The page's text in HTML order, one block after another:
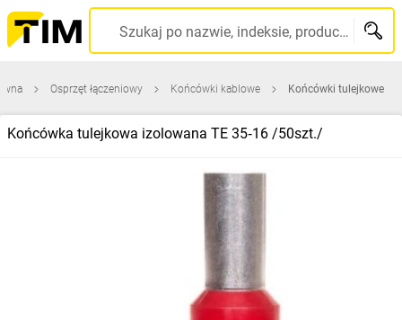
Szukaj po nazwie, indeksie, producencie, kodzie kreskowym...
Osprzęt łączeniowy Końcówki kablowe Końcówki tulejkowe
Końcówka tulejkowa izolowana TE 35‑16 /50szt./